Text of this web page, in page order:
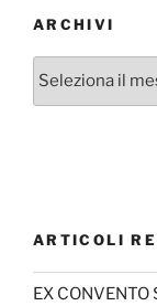
ARCHIVI
Archivi
ARTICOLI
EX